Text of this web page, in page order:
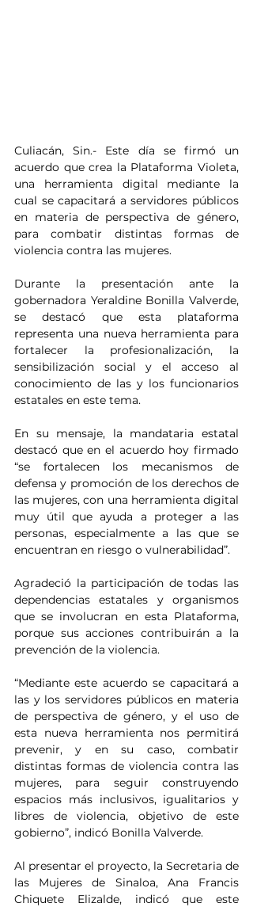
Culiacán, Sin.- Este día se firmó un
acuerdo que crea la Plataforma Violeta,
una herramienta digital mediante la
cual se capacitará a servidores públicos
en materia de perspectiva de género,
para combatir distintas formas de
violencia contra las mujeres.
Durante la presentación ante la
gobernadora Yeraldine Bonilla Valverde,
se destacó que esta plataforma
representa una nueva herramienta para
fortalecer la profesionalización, la
sensibilización social y el acceso al
conocimiento de las y los funcionarios
estatales en este tema.
En su mensaje, la mandataria estatal
destacó que en el acuerdo hoy firmado
“se fortalecen los mecanismos de
defensa y promoción de los derechos de
las mujeres, con una herramienta digital
muy útil que ayuda a proteger a las
personas, especialmente a las que se
encuentran en riesgo o vulnerabilidad”.
Agradeció la participación de todas las
dependencias estatales y organismos
que se involucran en esta Plataforma,
porque sus acciones contribuirán a la
prevención de la violencia.
“Mediante este acuerdo se capacitará a
las y los servidores públicos en materia
de perspectiva de género, y el uso de
esta nueva herramienta nos permitirá
prevenir, y en su caso, combatir
distintas formas de violencia contra las
mujeres, para seguir construyendo
espacios más inclusivos, igualitarios y
libres de violencia, objetivo de este
gobierno”, indicó Bonilla Valverde.
Al presentar el proyecto, la Secretaria de
las Mujeres de Sinaloa, Ana Francis
Chiquete Elizalde, indicó que este